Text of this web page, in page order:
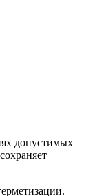
допустимых